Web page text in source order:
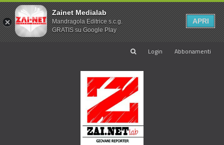
Login Abbonamenti
Zainet Medialab
Mandragola Editrice s.c.g.
GRATIS su Google Play
APRI